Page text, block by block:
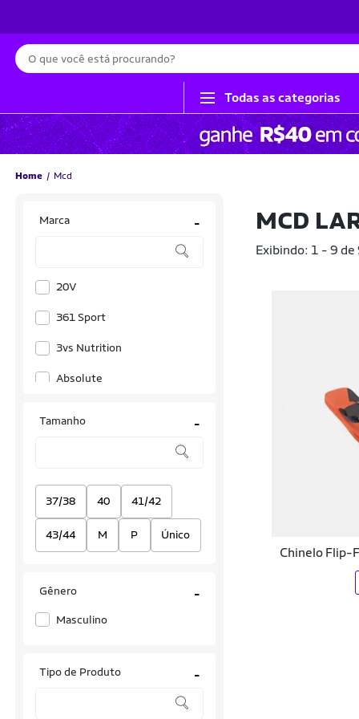
Busca
Todas as categorias
Home Mcd
Marca -
20V
361 Sport
3vs Nutrition
Absolute
Adidas Originals
Adrun
Alcalay
Aleatory
Tamanho -
37/38 40 41/42
43/44 M P Único
Gênero -
Masculino
Tipo de Produto -
MCD
Exibindo: 1 - 9
Chinelo Flip-